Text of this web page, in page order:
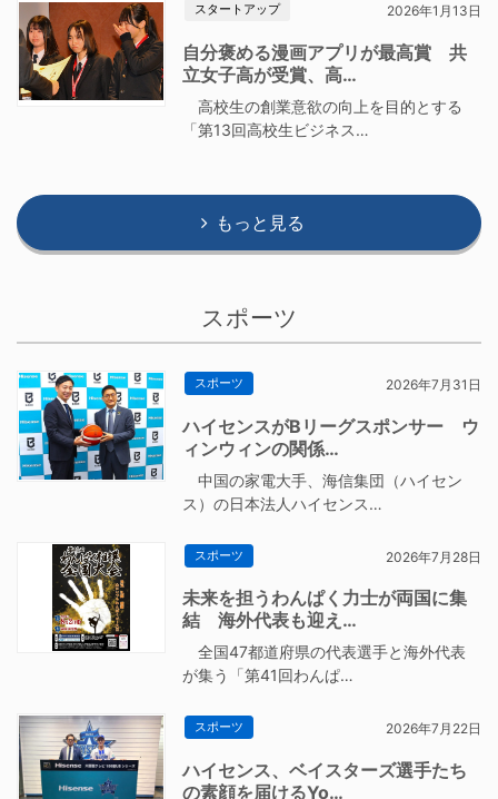
スタートアップ 2026年1月13日
自分褒める漫画アプリが最高賞 共
立女子高が受賞、高…
高校生の創業意欲の向上を目的とする
「第13回高校生ビジネス…
もっと見る
スポーツ
スポーツ 2026年7月31日
ハイセンスがBリーグスポンサー ウ
ィンウィンの関係…
中国の家電大手、海信集団（ハイセン
ス）の日本法人ハイセンス…
スポーツ 2026年7月28日
未来を担うわんぱく力士が両国に集
結 海外代表も迎え…
全国47都道府県の代表選手と海外代表
が集う「第41回わんぱ…
スポーツ 2026年7月22日
ハイセンス、ベイスターズ選手たち
の素顔を届けるYo…